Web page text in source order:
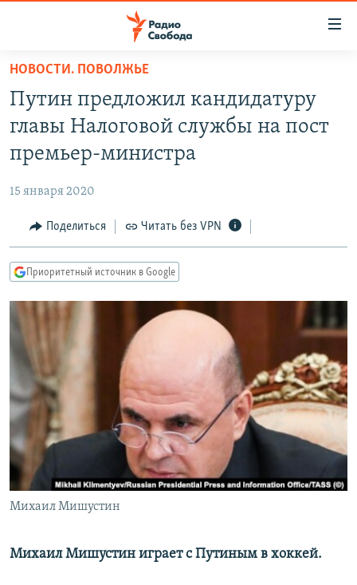
упрощенного
доступа
основному
Вернутся
Вернутся
поиску
ПОДКАСТЫ
МНЕНИЯ
КУЛЬТУРА
КАВКАЗ.РЕАЛИИ
СЕВЕР.РЕАЛИИ
СИБИРЬ.РЕАЛИИ
РАСПИСАНИЕ ВЕЩАНИЯ
ПОДПИШИТЕСЬ НА РАССЫЛКУ
СОЦИАЛЬНЫЕ СЕТИ
Все сайты РСЕ/РС
НОВОСТИ. ПОВОЛЖЬЕ
Путин предложил кандидатуру
главы Налоговой службы на пост
премьер-министра
15 января 2020
Поделиться Читать без VPN
Приоритетный источник в Google
Михаил Мишустин
Михаил Мишустин играет с Путиным в хоккей.